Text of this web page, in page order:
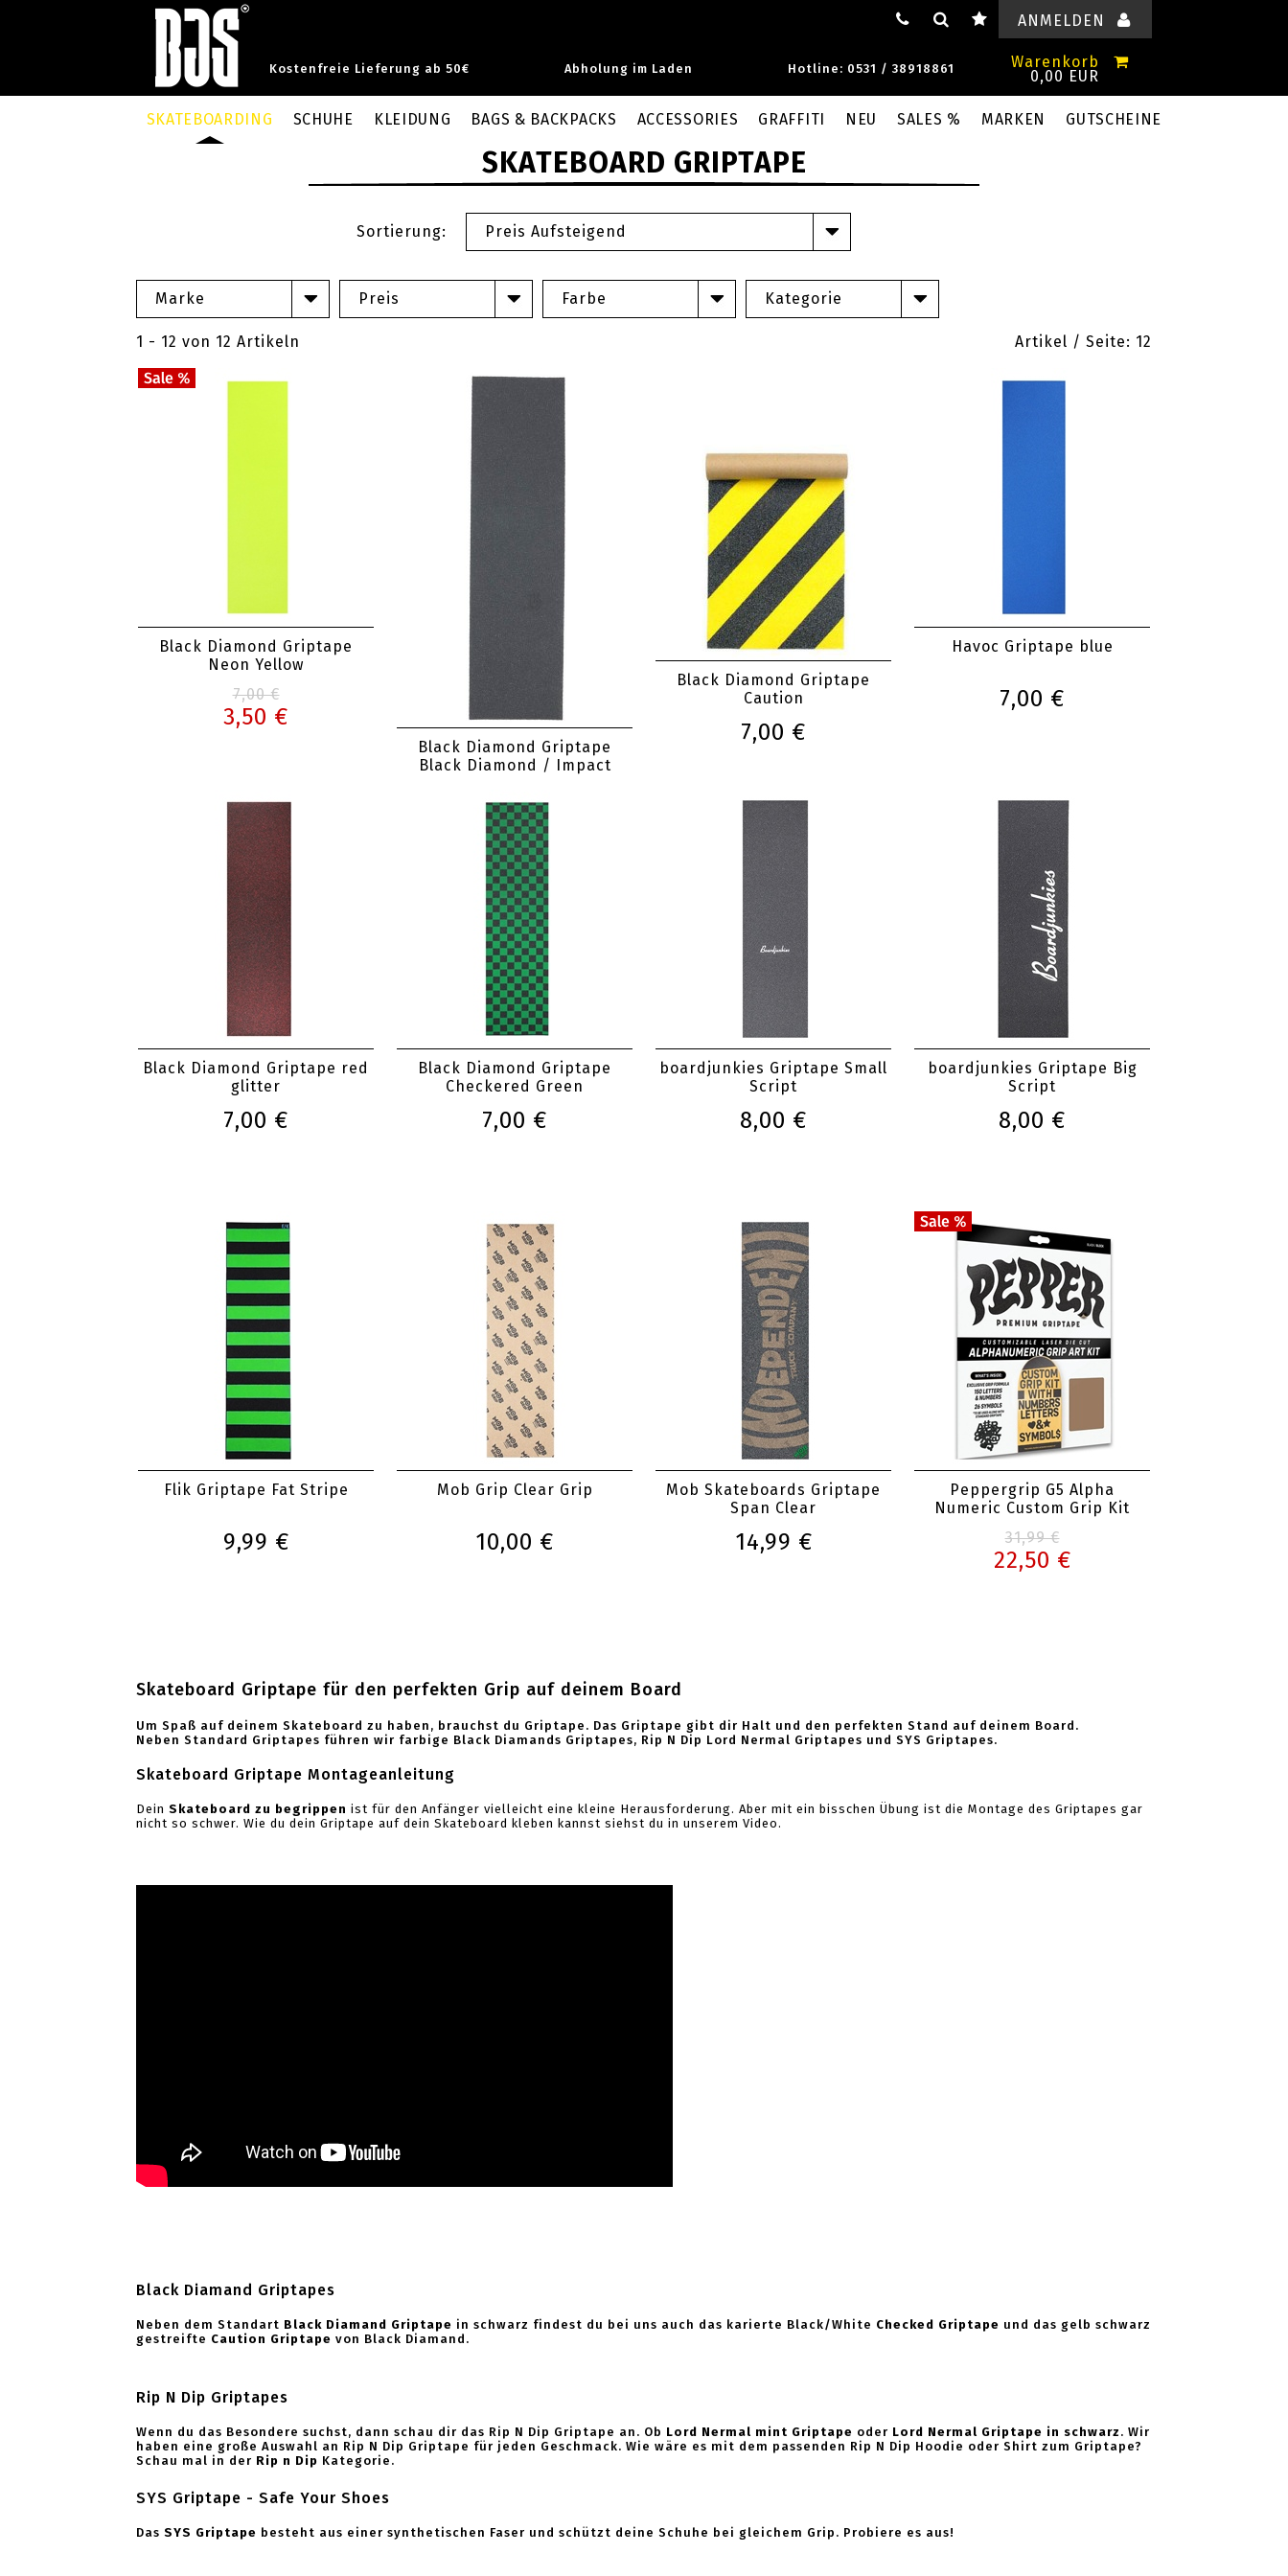
Kostenfreie Lieferung ab 50€ Abholung im Laden Hotline: 0531 / 38918861
ANMELDEN
Warenkorb
0,00 EUR
SKATEBOARDING SCHUHE KLEIDUNG BAGS & BACKPACKS ACCESSORIES GRAFFITI NEU SALES % MARKEN GUTSCHEINE
SKATEBOARD GRIPTAPE
Sortierung: Preis Aufsteigend
Marke Preis Farbe Kategorie
1 - 12 von 12 Artikeln Artikel / Seite: 12
Black Diamond Griptape
Neon Yellow
7,00 €
3,50 €
Black Diamond Griptape
Black Diamond / Impact
5,00 €
Black Diamond Griptape
Caution
7,00 €
Havoc Griptape blue
7,00 €
Black Diamond Griptape red
glitter
7,00 €
Black Diamond Griptape
Checkered Green
7,00 €
boardjunkies Griptape Small
Script
8,00 €
boardjunkies Griptape Big
Script
8,00 €
Flik Griptape Fat Stripe
9,99 €
Mob Grip Clear Grip
10,00 €
Mob Skateboards Griptape
Span Clear
14,99 €
Peppergrip G5 Alpha
Numeric Custom Grip Kit
31,99 €
22,50 €
Skateboard Griptape für den perfekten Grip auf deinem Board
Um Spaß auf deinem Skateboard zu haben, brauchst du Griptape. Das Griptape gibt dir Halt und den perfekten Stand auf deinem Board.
Neben Standard Griptapes führen wir farbige Black Diamands Griptapes, Rip N Dip Lord Nermal Griptapes und SYS Griptapes.
Skateboard Griptape Montageanleitung
Dein Skateboard zu begrippen ist für den Anfänger vielleicht eine kleine Herausforderung. Aber mit ein bisschen Übung ist die Montage des Griptapes gar
nicht so schwer. Wie du dein Griptape auf dein Skateboard kleben kannst siehst du in unserem Video.
Black Diamand Griptapes
Neben dem Standart Black Diamand Griptape in schwarz findest du bei uns auch das karierte Black/White Checked Griptape und das gelb schwarz
gestreifte Caution Griptape von Black Diamand.
Rip N Dip Griptapes
Wenn du das Besondere suchst, dann schau dir das Rip N Dip Griptape an. Ob Lord Nermal mint Griptape oder Lord Nermal Griptape in schwarz . Wir
haben eine große Auswahl an Rip N Dip Griptape für jeden Geschmack. Wie wäre es mit dem passenden Rip N Dip Hoodie oder Shirt zum Griptape?
Schau mal in der Rip n Dip Kategorie.
SYS Griptape - Safe Your Shoes
Das SYS Griptape besteht aus einer synthetischen Faser und schützt deine Schuhe bei gleichem Grip. Probiere es aus!